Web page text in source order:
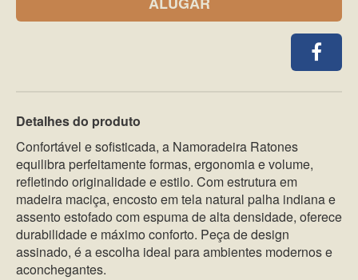
Detalhes do produto
Confortável e sofisticada, a Namoradeira Ratones
equilibra perfeitamente formas, ergonomia e volume,
refletindo originalidade e estilo. Com estrutura em
madeira maciça, encosto em tela natural palha indiana e
assento estofado com espuma de alta densidade, oferece
durabilidade e máximo conforto. Peça de design
assinado, é a escolha ideal para ambientes modernos e
aconchegantes.